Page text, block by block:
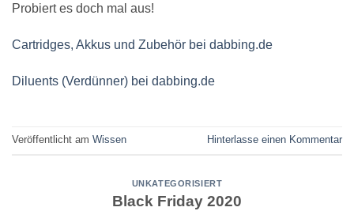
Probiert es doch mal aus!
Cartridges, Akkus und Zubehör bei dabbing.de
Diluents (Verdünner) bei dabbing.de
Veröffentlicht am Wissen Hinterlasse einen Kommentar
UNKATEGORISIERT
Black Friday 2020